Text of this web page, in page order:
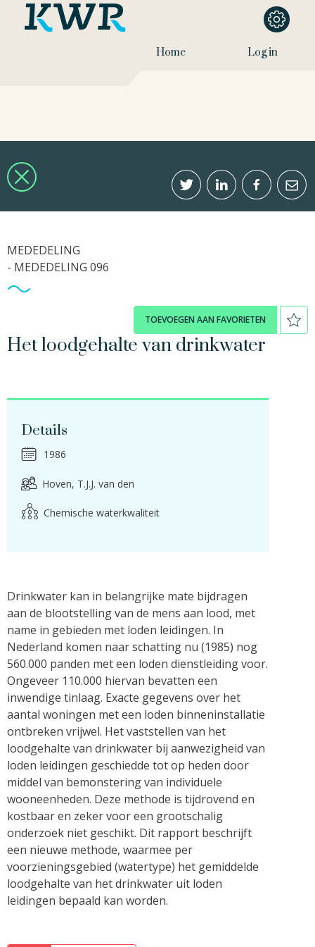
Home Log in
MEDEDELING
- MEDEDELING 096
TOEVOEGEN AAN FAVORIETEN
Het loodgehalte van drinkwater
Details
1986
Hoven, T.J.J. van den
Chemische waterkwaliteit
Drinkwater kan in belangrijke mate bijdragen
aan de blootstelling van de mens aan lood, met
name in gebieden met loden leidingen. In
Nederland komen naar schatting nu (1985) nog
560.000 panden met een loden dienstleiding voor.
Ongeveer 110.000 hiervan bevatten een
inwendige tinlaag. Exacte gegevens over het
aantal woningen met een loden binneninstallatie
ontbreken vrijwel. Het vaststellen van het
loodgehalte van drinkwater bij aanwezigheid van
loden leidingen geschiedde tot op heden door
middel van bemonstering van individuele
wooneenheden. Deze methode is tijdrovend en
kostbaar en zeker voor een grootschalig
onderzoek niet geschikt. Dit rapport beschrijft
een nieuwe methode, waarmee per
voorzieningsgebied (watertype) het gemiddelde
loodgehalte van het drinkwater uit loden
leidingen bepaald kan worden.